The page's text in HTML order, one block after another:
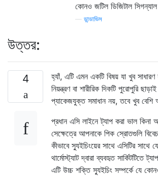
কোনও জটিল ডিজিটাল
ডান্ডাভিস
উত্তর:
4
হ্যাঁ, এটি এমন একটি বিষয় যা খুব
নিয়ন্ত্রণ বা শারীরিক দিকটি পুরোপুরি
প্যাকেজযুক্ত সমাধান নয়, তবে খুব বেশি
প্রধান এসি লাইনে ট্যাপ করা ভাল কিনা
সেক্ষেত্রে আপনাকে পিক স্রোতগুলি
কীভাবে স্যুইচিংয়ের সাথে এসিটির সাথে
থার্মোস্ট্যাট দ্বারা ব্যবহৃত সার্কিটটিতে
এটি উচ্চ শক্তি স্যুইচিং সম্পর্কে যে